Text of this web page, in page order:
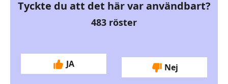
Tyckte du att det här var användbart?
483 röster
JA Nej